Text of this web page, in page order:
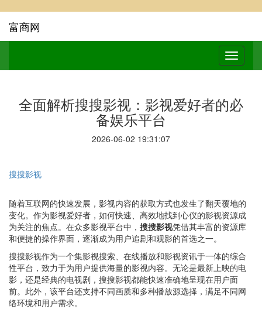
富商网
全面解析搜搜影视：影视爱好者的必
备娱乐平台
2026-06-02 19:31:07
搜搜影视
随着互联网的快速发展，影视内容的获取方式也发生了翻天覆地的
变化。作为影视爱好者，如何快速、高效地找到心仪的影视资源成
为关注的焦点。在众多影视平台中， 搜搜影视凭借其丰富的资源库
和便捷的操作界面，逐渐成为用户追剧和观影的首选之一。
搜搜影视作为一个集影视搜索、在线播放和影视资讯于一体的综合
性平台，致力于为用户提供海量的影视内容。无论是最新上映的电
影，还是经典的电视剧，搜搜影视都能快速准确地呈现在用户面
前。此外，该平台还支持不同画质和多种播放源选择，满足不同网
络环境和用户需求。